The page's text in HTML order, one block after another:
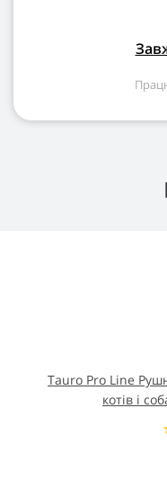
Tauro Pro Line
котів і